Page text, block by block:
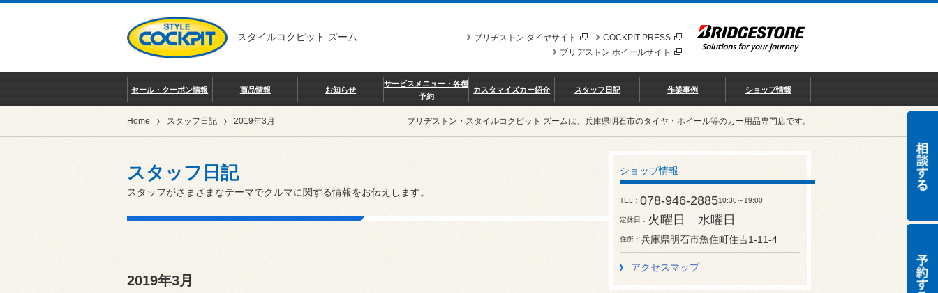
スタイルコクピット ズーム COCKPIT PRESS
ブリヂストン タイヤサイト
ブリヂストン ホイールサイト
セール・クーポン情報 商品情報 お知らせ
サービスメニュー・各種
予約
カスタマイズカー紹介 スタッフ日記 作業事例 ショップ情報
Home スタッフ日記 2019年3月 ブリヂストン・スタイルコクピット ズームは、兵庫県明石市のタイヤ・ホイール等のカー用品専門店です。
スタッフ日記
スタッフがさまざまなテーマでクルマに関する情報をお伝えします。
2019年3月
ショップ情報
TEL 078-946-288510:30～19:00
定休日 火曜日 水曜日
住所 兵庫県明石市魚住町住吉1-11-4
アクセスマップ